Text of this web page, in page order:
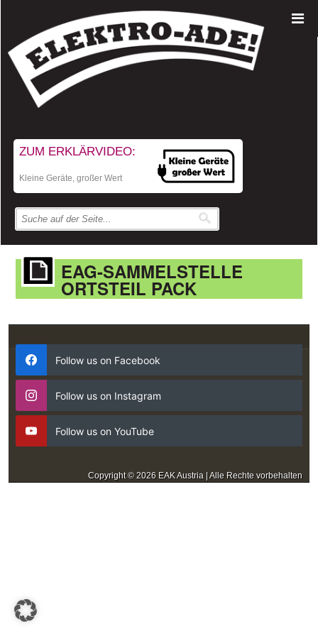
ZUM ERKLÄRVIDEO:
Kleine Geräte, großer Wert
EAG-SAMMELSTELLE
ORTSTEIL PACK
Follow us on Facebook
Follow us on Instagram
Follow us on YouTube
Copyright © 2026 EAK Austria | Alle Rechte vorbehalten